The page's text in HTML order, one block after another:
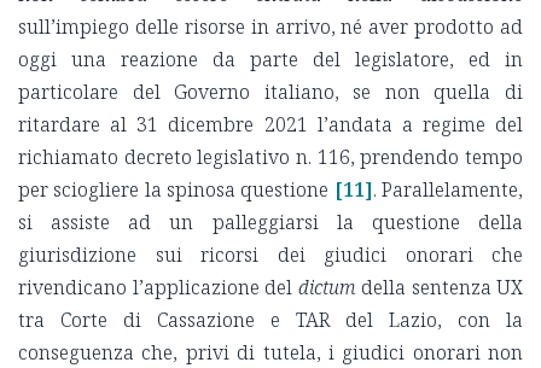
sull’impiego delle risorse in arrivo, né aver prodotto ad
oggi una reazione da parte del legislatore, ed in
particolare del Governo italiano, se non quella di
ritardare al 31 dicembre 2021 l’andata a regime del
richiamato decreto legislativo n. 116, prendendo tempo
per sciogliere la spinosa questione [11]. Parallelamente,
si assiste ad un palleggiarsi la questione della
giurisdizione sui ricorsi dei giudici onorari che
rivendicano l’applicazione del dictum della sentenza UX
tra Corte di Cassazione e TAR del Lazio, con la
conseguenza che, privi di tutela, i giudici onorari non